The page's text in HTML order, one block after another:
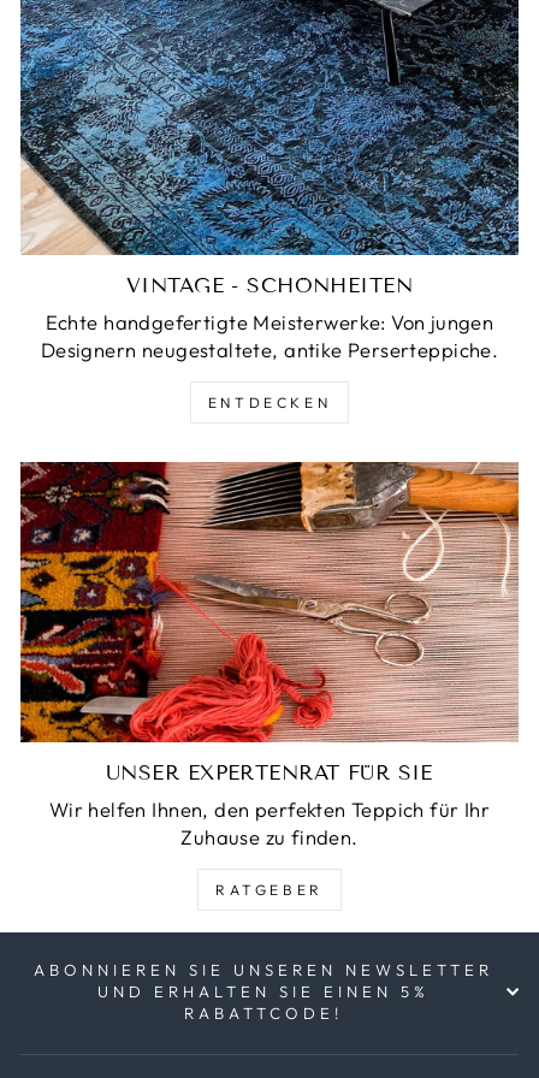
VINTAGE - SCHÖNHEITEN
Echte handgefertigte Meisterwerke: Von jungen
Designern neugestaltete, antike Perserteppiche.
ENTDECKEN
UNSER EXPERTENRAT FÜR SIE
Wir helfen Ihnen, den perfekten Teppich für Ihr
Zuhause zu finden.
RATGEBER
ABONNIEREN SIE UNSEREN NEWSLETTER
UND ERHALTEN SIE EINEN 5%
RABATTCODE!